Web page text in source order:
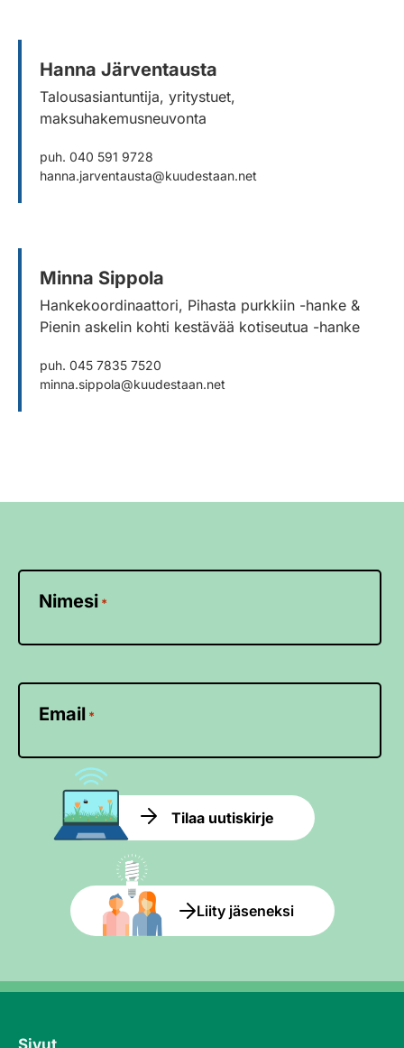
Hanna Järventausta
Talousasiantuntija, yritystuet,
maksuhakemusneuvonta
puh. 040 591 9728
hanna.jarventausta@kuudestaan.net
Minna Sippola
Hankekoordinaattori, Pihasta purkkiin -hanke &
Pienin askelin kohti kestävää kotiseutua -hanke
puh. 045 7835 7520
minna.sippola@kuudestaan.net
Nimesi *
Email *
Tilaa uutiskirje
Liity jäseneksi